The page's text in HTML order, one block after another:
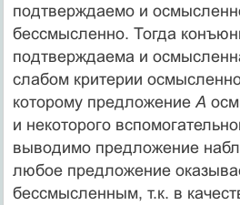
подтверждаемо и
бессмысленно. Тогда
подтверждаема и
слабом критерии
которому предложение А
и некоторого
выво­димо предложение
любое предложение
бессмысленным, т.к. в